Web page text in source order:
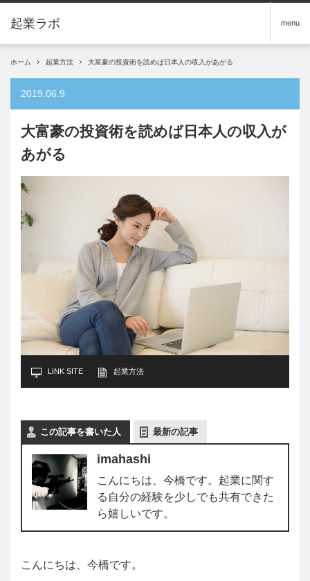
menu
ホーム 起業方法 大富豪の投資術を読めば日本人の収入があがる
2019.06.9
大富豪の投資術を読めば日本人の収入が
あがる
LINK SITE 起業方法
この記事を書いた人 最新の記事
imahashi
こんにちは、今橋です。起業に関す
る自分の経験を少しでも共有できた
ら嬉しいです。
こんにちは、今橋です。